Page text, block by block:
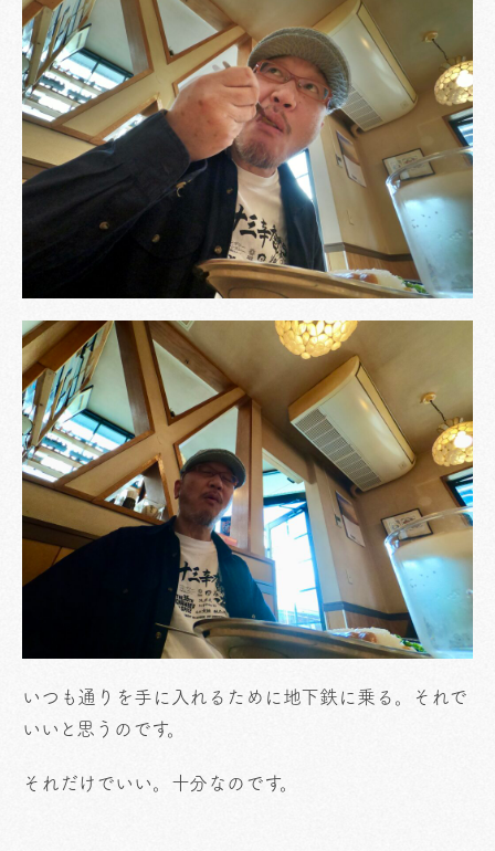
いつも通りを手に入れるために地下鉄に乗る。それで
いいと思うのです。
それだけでいい。十分なのです。